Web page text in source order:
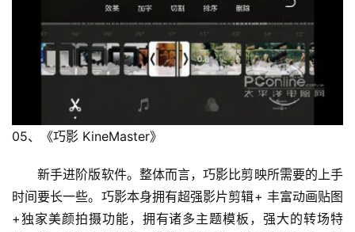
05、《巧影 KineMaster》
新手进阶版软件。整体而言，巧影比剪映所需要的上手
时间要长一些。巧影本身拥有超强影片剪辑+ 丰富动画贴图
+独家美颜拍摄功能，拥有诸多主题模板，强大的转场特